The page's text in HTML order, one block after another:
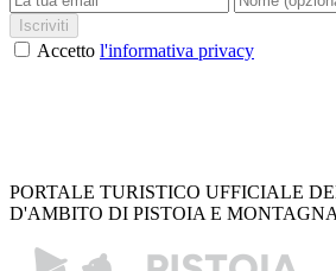
Iscriviti
Accetto l'informativa privacy
PORTALE TURISTICO UFFICIALE
D'AMBITO DI PISTOIA E